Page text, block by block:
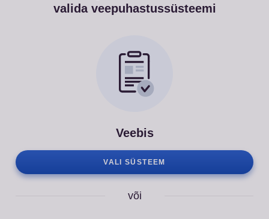
valida veepuhastussüsteemi
Veebis
VALI SÜSTEEM
või